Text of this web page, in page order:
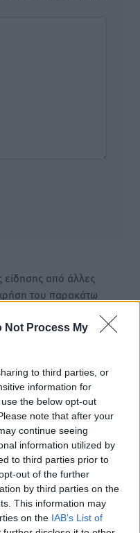
Not Process My
to third parties, or
information for
the below opt-out
note that after your
continue seeing
information utilized by
to third parties prior to
out of the further
by third parties on the
This information may
on the IAB’s List of
είδησης από άλλες
του παρακάτω